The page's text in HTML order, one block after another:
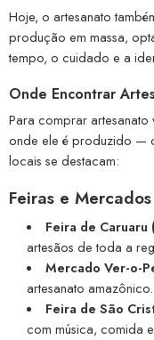
Hoje, o artesanato
produção em massa,
tempo, o cuidado e a
Onde Encontrar
Para comprar
onde ele é produzido —
locais se destacam:
Feiras e
Feira de Caruaru
artesãos de toda a
Mercado Ver-o-
artesanato amazônico.
Feira de São
com música, comida